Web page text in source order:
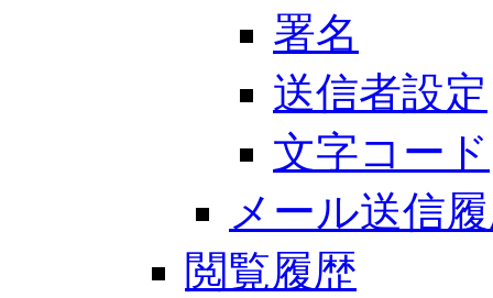
署名
送信者設定
文字コード
メール送信
閲覧履歴